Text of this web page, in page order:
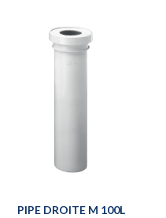
PIPE DROITE M 100L